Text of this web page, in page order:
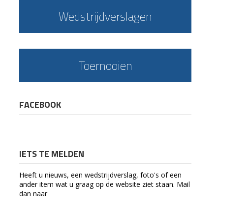
Wedstrijdverslagen
Toernooien
FACEBOOK
IETS TE MELDEN
Heeft u nieuws, een wedstrijdverslag, foto's of een
ander item wat u graag op de website ziet staan. Mail
dan naar